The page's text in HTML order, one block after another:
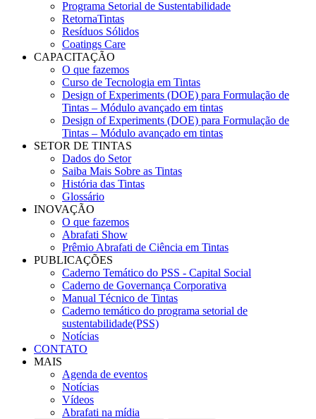
Programa Setorial de Sustentabilidade
RetornaTintas
Resíduos Sólidos
Coatings Care
CAPACITAÇÃO
O que fazemos
Curso de Tecnologia em Tintas
Design of Experiments (DOE) para Formulação de
Tintas – Módulo avançado em tintas
Design of Experiments (DOE) para Formulação de
Tintas – Módulo avançado em tintas
SETOR DE TINTAS
Dados do Setor
Saiba Mais Sobre as Tintas
História das Tintas
Glossário
INOVAÇÃO
O que fazemos
Abrafati Show
Prêmio Abrafati de Ciência em Tintas
PUBLICAÇÕES
Caderno Temático do PSS - Capital Social
Caderno de Governança Corporativa
Manual Técnico de Tintas
Caderno temático do programa setorial de
sustentabilidade(PSS)
Notícias
CONTATO
MAIS
Agenda de eventos
Notícias
Vídeos
Abrafati na mídia